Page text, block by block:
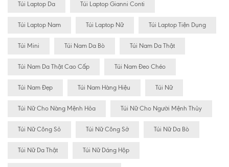
Túi Laptop Da Túi Laptop Gianni Conti
Túi Laptop Nam Túi Laptop Nữ Túi Laptop Tiện Dụng
Túi Mini Túi Nam Da Bò Túi Nam Da Thật
Túi Nam Da Thật Cao Cấp Túi Nam Đeo Chéo
Túi Nam Đẹp Túi Nam Hàng Hiệu Túi Nữ
Túi Nữ Cho Nàng Mệnh Hỏa Túi Nữ Cho Người Mệnh Thủy
Túi Nữ Công Sỏ Túi Nữ Công Sở Túi Nữ Da Bò
Túi Nữ Da Thật Túi Nữ Dáng Hộp